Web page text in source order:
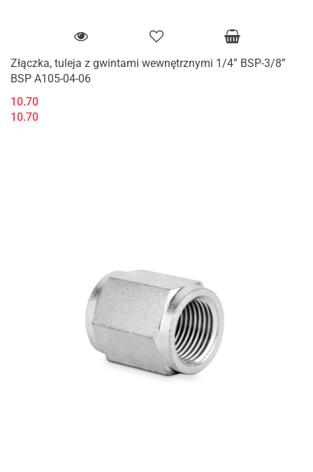
Złączka, tuleja z gwintami wewnętrznymi 1/4” BSP-3/8”
BSP A105-04-06
10.70
10.70